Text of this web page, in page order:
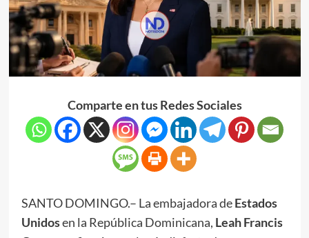
Comparte en tus Redes Sociales
SANTO DOMINGO.– La embajadora deEstados
Unidosen la República Dominicana, Leah Francis